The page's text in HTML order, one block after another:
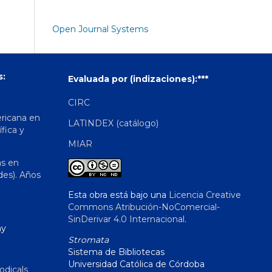
Open Journal Systems
en
y
en
Años
Evaluada por (indizaciones):***
CIRC
LATINDEX (catálogo)
MIAR
Esta obra está bajo una Licencia Creative
Commons Atribución-NoComercial-
SinDerivar 4.0 Internacional.
Stromata
Sistema de Bibliotecas
Universidad Católica de Córdoba